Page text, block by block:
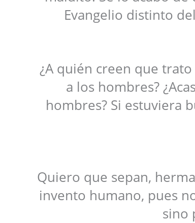
Evangelio distinto
¿A quién creen que
a los hombres?
hombres? Si estuviera
Quiero que sepan,
invento humano, pues
sino